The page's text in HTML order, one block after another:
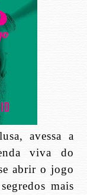
avessa a
viva do
abrir o jogo
mais